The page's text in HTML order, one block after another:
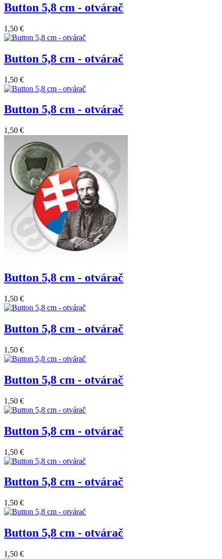
Button 5,8 cm - otvárač
1,50 €
Button 5,8 cm - otvárač
1,50 €
Button 5,8 cm - otvárač
1,50 €
Button 5,8 cm - otvárač
1,50 €
Button 5,8 cm - otvárač
1,50 €
Button 5,8 cm - otvárač
1,50 €
Button 5,8 cm - otvárač
1,50 €
Button 5,8 cm - otvárač
1,50 €
Button 5,8 cm - otvárač
1,50 €